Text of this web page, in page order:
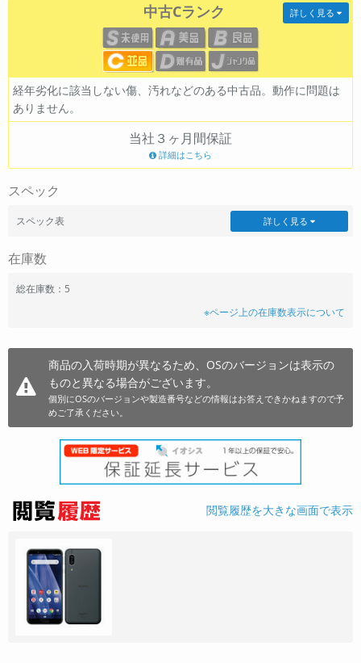
中古Cランク
経年劣化に該当しない傷、汚れなどのある中古品。動作に問題は
ありません。
詳しく見る
当社３ヶ月間保証
詳細はこちら
スペック
スペック表 詳しく見る
在庫数
総在庫数：5
※ページ上の在庫数表示について
商品の入荷時期が異なるため、OSのバージョンは表示の
ものと異なる場合がございます。
個別にOSのバージョンや製造番号などの情報はお答えできかねますので予
めご了承ください。
閲覧履歴を大きな画面で表示